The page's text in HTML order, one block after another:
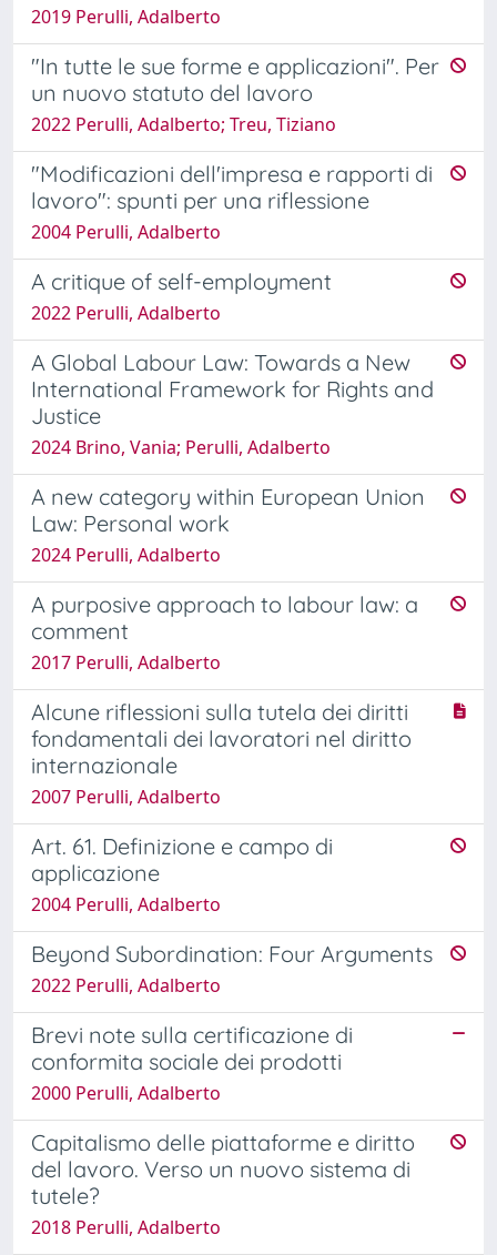
2019 Perulli, Adalberto
"In tutte le sue forme e applicazioni". Per
un nuovo statuto del lavoro
2022 Perulli, Adalberto; Treu, Tiziano
"Modificazioni dell'impresa e rapporti di
lavoro": spunti per una riflessione
2004 Perulli, Adalberto
A critique of self-employment
2022 Perulli, Adalberto
A Global Labour Law: Towards a New
International Framework for Rights and
Justice
2024 Brino, Vania; Perulli, Adalberto
A new category within European Union
Law: Personal work
2024 Perulli, Adalberto
A purposive approach to labour law: a
comment
2017 Perulli, Adalberto
Alcune riflessioni sulla tutela dei diritti
fondamentali dei lavoratori nel diritto
internazionale
2007 Perulli, Adalberto
Art. 61. Definizione e campo di
applicazione
2004 Perulli, Adalberto
Beyond Subordination: Four Arguments
2022 Perulli, Adalberto
Brevi note sulla certificazione di
conformita sociale dei prodotti
2000 Perulli, Adalberto
Capitalismo delle piattaforme e diritto
del lavoro. Verso un nuovo sistema di
tutele?
2018 Perulli, Adalberto